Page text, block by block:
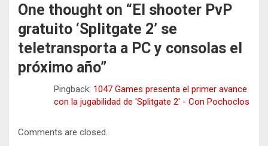
One thought on “ El shooter PvP
gratuito ‘Splitgate 2’ se
teletransporta a PC y consolas el
próximo año”
Pingback: 1047 Games presenta el primer avance
con la jugabilidad de 'Splitgate 2' - Con Pochoclos
Comments are closed.